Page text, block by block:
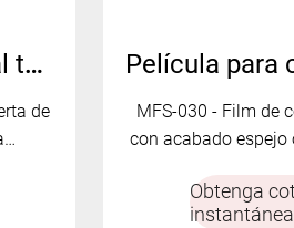
Funda de libro de PP suave al tacto - MO-MFO-015
de
MFS-030 - Film de
con acabado espejo
Obtenga
instantánea